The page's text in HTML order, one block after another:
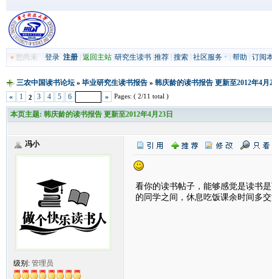
»您尚未 登录 注册| 返回主站| 研究生读书| 推荐| 搜索| 社区服务 帮助 订阅
三农中国读书论坛» 毕业研究生读书报告» 韩庆龄的读书报告 更新至2012年4月
«
1 2 3 4 5 6 » Pages: ( 2/11 total )
本页主题: 韩庆龄的读书报告 更新至2012年4月23日
冯小
级别: 管理员
看你的读书帖子，能够感觉是读书
的同学之间，休息吃饭课余时间多